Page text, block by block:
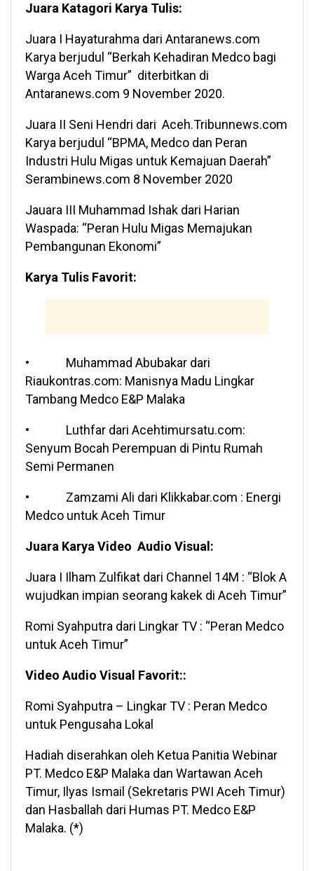
Juara Katagori Karya Tulis:
Juara I Hayaturahma dari Antaranews.com
Karya berjudul “Berkah Kehadiran Medco bagi
Warga Aceh Timur” diterbitkan di
Antaranews.com 9 November 2020.
Juara II Seni Hendri dari Aceh.Tribunnews.com
Karya berjudul “BPMA, Medco dan Peran
Industri Hulu Migas untuk Kemajuan Daerah”
Serambinews.com 8 November 2020
Jauara III Muhammad Ishak dari Harian
Waspada: “Peran Hulu Migas Memajukan
Pembangunan Ekonomi”
Karya Tulis Favorit:
• Muhammad Abubakar dari
Riaukontras.com: Manisnya Madu Lingkar
Tambang Medco E&P Malaka
• Luthfar dari Acehtimursatu.com:
Senyum Bocah Perempuan di Pintu Rumah
Semi Permanen
• Zamzami Ali dari Klikkabar.com : Energi
Medco untuk Aceh Timur
Juara Karya Video Audio Visual:
Juara I Ilham Zulfikat dari Channel 14M : “Blok A
wujudkan impian seorang kakek di Aceh Timur”
Romi Syahputra dari Lingkar TV : “Peran Medco
untuk Aceh Timur”
Video Audio Visual Favorit::
Romi Syahputra – Lingkar TV : Peran Medco
untuk Pengusaha Lokal
Hadiah diserahkan oleh Ketua Panitia Webinar
PT. Medco E&P Malaka dan Wartawan Aceh
Timur, Ilyas Ismail (Sekretaris PWI Aceh Timur)
dan Hasballah dari Humas PT. Medco E&P
Malaka. (*)